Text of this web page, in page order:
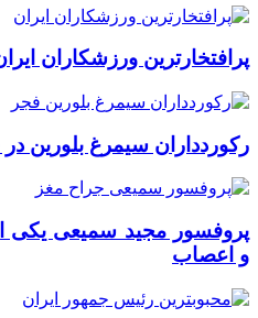
پرافتخارترین ورزشکاران
رکوردداران سیمرغ بلورین
پروفسور مجید سمیعی یکی
و اعصاب